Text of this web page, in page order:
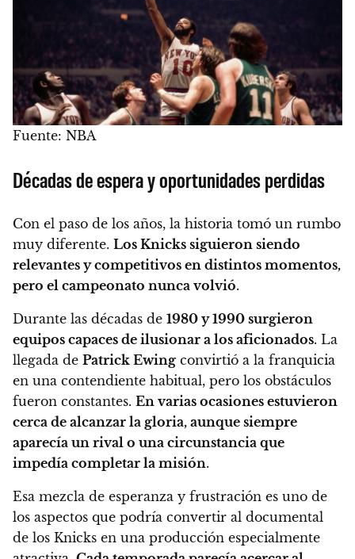
Fuente: NBA
Décadas de espera y oportunidades perdidas
Con el paso de los años, la historia tomó un rumbo
muy diferente. Los Knicks siguieron siendo
relevantes y competitivos en distintos momentos,
pero el campeonato nunca volvió.
Durante las décadas de 1980 y 1990 surgieron
equipos capaces de ilusionar a los aficionados. La
llegada de Patrick Ewing convirtió a la franquicia
en una contendiente habitual, pero los obstáculos
fueron constantes. En varias ocasiones estuvieron
cerca de alcanzar la gloria, aunque siempre
aparecía un rival o una circunstancia que
impedía completar la misión.
Esa mezcla de esperanza y frustración es uno de
los aspectos que podría convertir al documental
de los Knicks en una producción especialmente